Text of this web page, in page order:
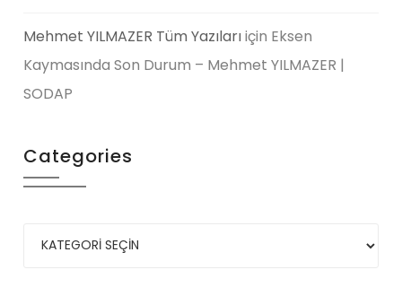
Mehmet YILMAZER Tüm Yazılarıiçin Eksen
Kaymasında Son Durum – Mehmet YILMAZER |
SODAP
Categories